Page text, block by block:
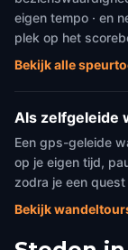
eigen tempo · en
plek op het
Bekijk alle
Als zelfgeleide
Een gps-geleide
op je eigen tijd,
zodra je een
Bekijk